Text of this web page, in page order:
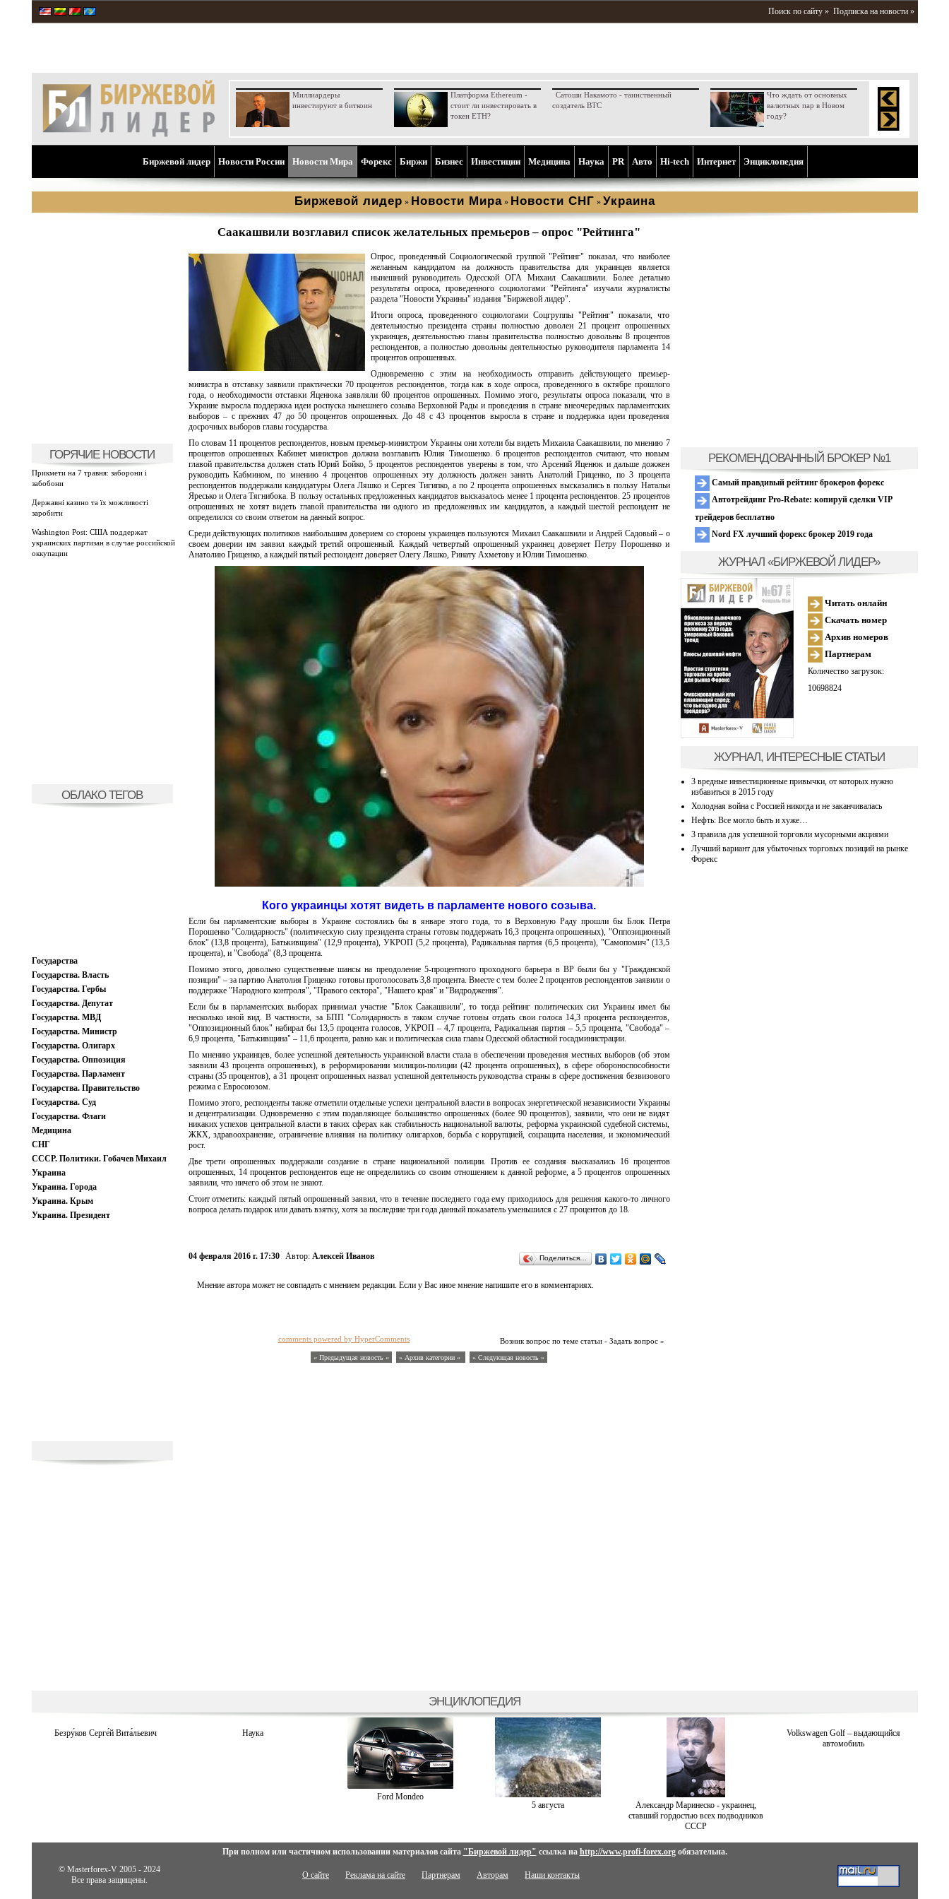
Поиск по сайту » Подписка на новости »
Миллиардеры
инвестируют в биткоин
Платформа Ethereum -
стоит ли инвестировать в
токен ETH?
Сатоши Накамото - таинственный
создатель BTC
Что ждать от основных
валютных пар в Новом
году?
Биржевой лидер Новости России Новости Мира Форекс Биржи Бизнес Инвестиции Медицина Наука PR Aвто Hi-tech Интернет Энциклопедия
Биржевой лидер » Новости Мира » Новости СНГ » Украина
ГОРЯЧИЕ НОВОСТИ
Прикмети на 7 травня: заборони і
забобони
Державні казино та їх можливості
заробити
Washington Post: США поддержат
украинских партизан в случае российской
оккупации
ОБЛАКО ТЕГОВ
Государства
Государства. Власть
Государства. Гербы
Государства. Депутат
Государства. МВД
Государства. Министр
Государства. Олигарх
Государства. Оппозиция
Государства. Парламент
Государства. Правительство
Государства. Суд
Государства. Флаги
Медицина
СНГ
СССР. Политики. Гобачев Михаил
Украина
Украина. Города
Украина. Крым
Украина. Президент
Саакашвили возглавил список желательных премьеров – опрос "Рейтинга"
Опрос, проведенный Социологической группой "Рейтинг" показал, что наиболее
желанным кандидатом на должность правительства для украинцев является
нынешний руководитель Одесской ОГА Михаил Саакашвили. Более детально
результаты опроса, проведенного социологами "Рейтинга" изучали журналисты
раздела "Новости Украины" издания "Биржевой лидер".
Итоги опроса, проведенного социологами Соцгруппы "Рейтинг" показали, что
деятельностью президента страны полностью доволен 21 процент опрошенных
украинцев, деятельностью главы правительства полностью довольны 8 процентов
респондентов, а полностью довольны деятельностью руководителя парламента 14
процентов опрошенных.
Одновременно с этим на необходимость отправить действующего премьер-
министра в отставку заявили практически 70 процентов респондентов, тогда как в ходе опроса, проведенного в октябре прошлого
года, о необходимости отставки Яценюка заявляли 60 процентов опрошенных. Помимо этого, результаты опроса показали, что в
Украине выросла поддержка идеи роспуска нынешнего созыва Верховной Рады и проведения в стране внеочередных парламентских
выборов – с прежних 47 до 50 процентов опрошенных. До 48 с 43 процентов выросла в стране и поддержка идеи проведения
досрочных выборов главы государства.
По словам 11 процентов респондентов, новым премьер-министром Украины они хотели бы видеть Михаила Саакашвили, по мнению 7
процентов опрошенных Кабинет министров должна возглавить Юлия Тимошенко. 6 процентов респондентов считают, что новым
главой правительства должен стать Юрий Бойко, 5 процентов респондентов уверены в том, что Арсений Яценюк и дальше дожжен
руководить Кабмином, по мнению 4 процентов опрошенных эту должность должен занять Анатолий Гриценко, по 3 процента
респондентов поддержали кандидатуры Олега Ляшко и Сергея Тигипко, а по 2 процента опрошенных высказались в пользу Натальи
Яресько и Олега Тягнибока. В пользу остальных предложенных кандидатов высказалось менее 1 процента респондентов. 25 процентов
опрошенных не хотят видеть главой правительства ни одного из предложенных им кандидатов, а каждый шестой респондент не
определился со своим ответом на данный вопрос.
Среди действующих политиков наибольшим доверием со стороны украинцев пользуются Михаил Саакашвили и Андрей Садовый – о
своем доверии им заявил каждый третий опрошенный. Каждый четвертый опрошенный украинец доверяет Петру Порошенко и
Анатолию Гриценко, а каждый пятый респондент доверяет Олегу Ляшко, Ринату Ахметову и Юлии Тимошенко.
Кого украинцы хотят видеть в парламенте нового созыва.
Если бы парламентские выборы в Украине состоялись бы в январе этого года, то в Верховную Раду прошли бы Блок Петра
Порошенко "Солидарность" (политическую силу президента страны готовы поддержать 16,3 процента опрошенных), "Оппозиционный
блок" (13,8 процента), Батькивщина" (12,9 процента), УКРОП (5,2 процента), Радикальная партия (6,5 процента), "Самопомич" (13,5
процента), и "Свобода" (8,3 процента.
Помимо этого, довольно существенные шансы на преодоление 5-процентного проходного барьера в ВР были бы у "Гражданской
позиции" – за партию Анатолия Гриценко готовы проголосовать 3,8 процента. Вместе с тем более 2 процентов респондентов заявили о
поддержке "Народного контроля", "Правого сектора", "Нашего края" и "Видродження".
Если бы в парламентских выборах принимал участие "Блок Саакашвили", то тогда рейтинг политических сил Украины имел бы
несколько иной вид. В частности, за БПП "Солидарность в таком случае готовы отдать свои голоса 14,3 процента респондентов,
"Оппозиционный блок" набирал бы 13,5 процента голосов, УКРОП – 4,7 процента, Радикальная партия – 5,5 процента, "Свобода" –
6,9 процента, "Батькивщина" – 11,6 процента, равно как и политическая сила главы Одесской областной госадминистрации.
По мнению украинцев, более успешной деятельность украинской власти стала в обеспечении проведения местных выборов (об этом
заявили 43 процента опрошенных), в реформировании милиции-полиции (42 процента опрошенных), в сфере обороноспособности
страны (35 процентов), а 31 процент опрошенных назвал успешной деятельность руководства страны в сфере достижения безвизового
режима с Евросоюзом.
Помимо этого, респонденты также отметили отдельные успехи центральной власти в вопросах энергетической независимости Украины
и децентрализации. Одновременно с этим подавляющее большинство опрошенных (более 90 процентов), заявили, что они не видят
никаких успехов центральной власти в таких сферах как стабильность национальной валюты, реформа украинской судебной системы,
ЖКХ, здравоохранение, ограничение влияния на политику олигархов, борьба с коррупцией, соцзащита населения, и экономический
рост.
Две трети опрошенных поддержали создание в стране национальной полиции. Против ее создания высказались 16 процентов
опрошенных, 14 процентов респондентов еще не определились со своим отношением к данной реформе, а 5 процентов опрошенных
заявили, что ничего об этом не знают.
Стоит отметить: каждый пятый опрошенный заявил, что в течение последнего года ему приходилось для решения какого-то личного
вопроса делать подарок или давать взятку, хотя за последние три года данный показатель уменьшился с 27 процентов до 18.
04 февраля 2016 г. 17:30 Автор: Алексей Иванов Поделиться…
Мнение автора может не совпадать с мнением редакции. Если у Вас иное мнение напишите его в комментариях.
Возник вопрос по теме статьи - Задать вопрос »
comments powered by HyperComments
« Предыдущая новость « » Архив категории « » Следующая новость »
РЕКОМЕНДОВАННЫЙ БРОКЕР №1
Самый правдивый рейтинг брокеров форекс
Автотрейдинг Pro-Rebate: копируй сделки VIP
трейдеров бесплатно
Nord FX лучший форекс брокер 2019 года
ЖУРНАЛ «БИРЖЕВОЙ ЛИДЕР»
Читать онлайн
Скачать номер
Архив номеров
Партнерам
Количество загрузок:
10698824
ЖУРНАЛ, ИНТЕРЕСНЫЕ СТАТЬИ
3 вредные инвестиционные привычки, от которых нужно
избавиться в 2015 году
Холодная война с Россией никогда и не заканчивалась
Нефть: Все могло быть и хуже…
3 правила для успешной торговли мусорными акциями
Лучший вариант для убыточных торговых позиций на рынке
Форекс
ЭНЦИКЛОПЕДИЯ
Безру́ков Серге́й Вита́льевич Наука
Ford Mondeo
5 августа
Александр Маринеско - украинец,
ставший гордостью всех подводников
СССР
Volkswagen Golf – выдающийся
автомобиль
При полном или частичном использовании материалов сайта "Биржевой лидер" ссылка на http://www.profi-forex.orgобязательна.
© Masterforex-V 2005 - 2024
Все права защищены.
О сайте Реклама на сайте Партнерам Авторам Наши контакты